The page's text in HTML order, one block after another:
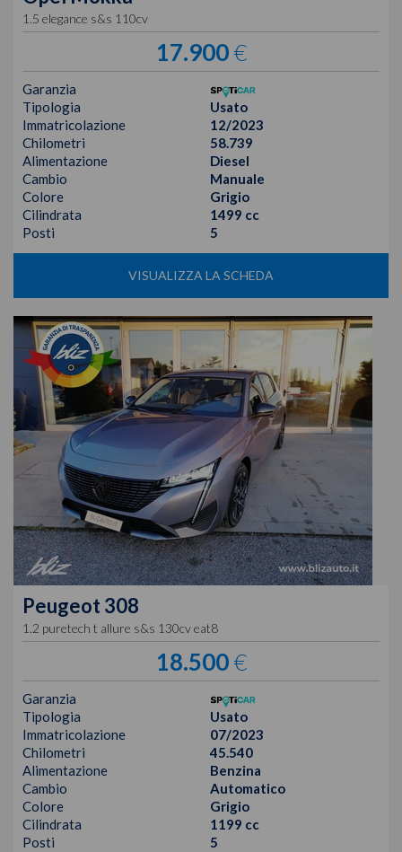
1.5 elegance s&s 110cv
17.900€
Garanzia
Tipologia
Usato
Immatricolazione
12/2023
Chilometri
58.739
Alimentazione
Diesel
Cambio
Manuale
Colore
Grigio
Cilindrata
1499 cc
Posti
5
VISUALIZZA LA SCHEDA
Peugeot 308
1.2 puretech t allure s&s 130cv eat8
18.500€
Garanzia
Tipologia
Usato
Immatricolazione
07/2023
Chilometri
45.540
Alimentazione
Benzina
Cambio
Automatico
Colore
Grigio
Cilindrata
1199 cc
Posti
5